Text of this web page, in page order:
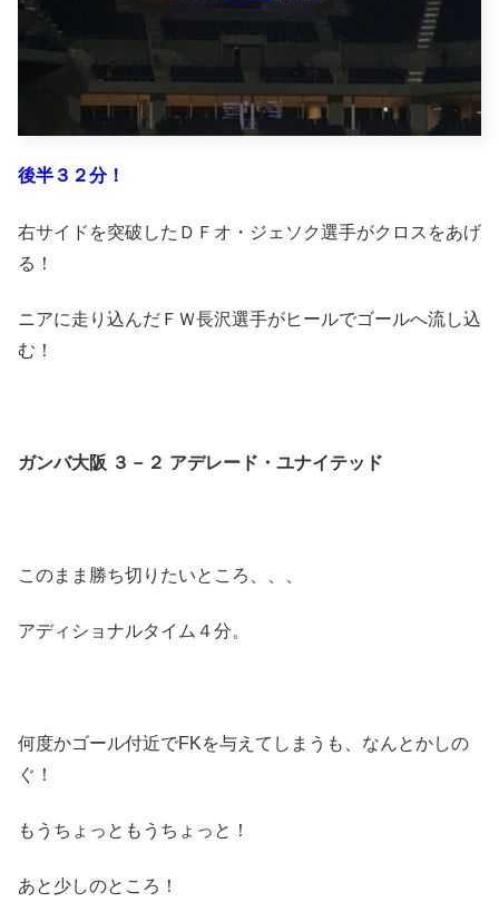
後半３２分！
右サイドを突破したＤＦオ・ジェソク選手がクロスをあげ
る！
ニアに走り込んだＦＷ長沢選手がヒールでゴールへ流し込
む！
ガンバ大阪 ３－２ アデレード・ユナイテッド
このまま勝ち切りたいところ、、、
アディショナルタイム４分。
何度かゴール付近でFKを与えてしまうも、なんとかしの
ぐ！
もうちょっともうちょっと！
あと少しのところ！